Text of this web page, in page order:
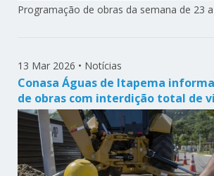
Programação de obras da semana de 23
13 Mar 2026 • Notícias
Conasa Águas de Itapema
de obras com interdição total de